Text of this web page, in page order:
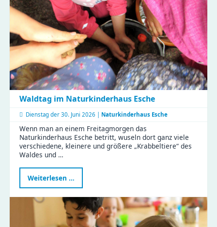
Waldtag im Naturkinderhaus Esche
Dienstag der 30. Juni 2026 | Naturkinderhaus Esche
Wenn man an einem Freitagmorgen das
Naturkinderhaus Esche betritt, wuseln dort ganz viele
verschiedene, kleinere und größere „Krabbeltiere“ des
Waldes und …
Weiterlesen …
im
Naturkinderhaus
Esche